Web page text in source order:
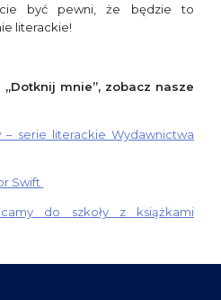
być pewni, że będzie to
literackie!
mnie”, zobacz nasze
– serie literackie Wydawnictwa
Swift
do szkoły z książkami